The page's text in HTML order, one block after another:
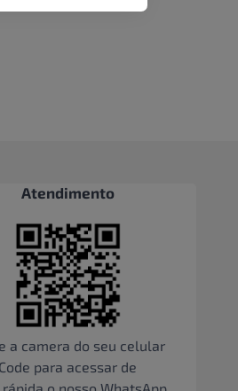
Atendimento
a camera do seu celular
para acessar de